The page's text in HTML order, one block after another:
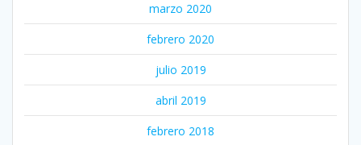
marzo 2020
febrero 2020
julio 2019
abril 2019
febrero 2018